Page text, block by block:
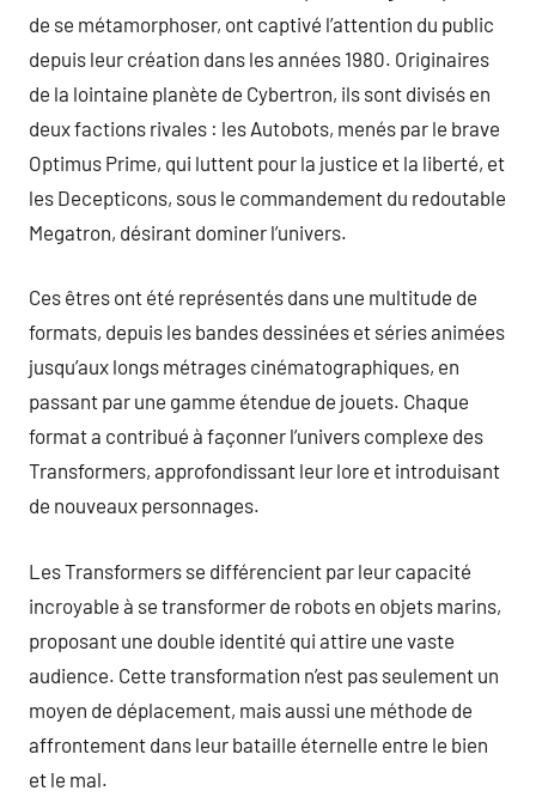
de se métamorphoser, ont captivé l’attention du public
depuis leur création dans les années 1980. Originaires
de la lointaine planète de Cybertron, ils sont divisés en
deux factions rivales : les Autobots, menés par le brave
Optimus Prime, qui luttent pour la justice et la liberté, et
les Decepticons, sous le commandement du redoutable
Megatron, désirant dominer l’univers.
Ces êtres ont été représentés dans une multitude de
formats, depuis les bandes dessinées et séries animées
jusqu’aux longs métrages cinématographiques, en
passant par une gamme étendue de jouets. Chaque
format a contribué à façonner l’univers complexe des
Transformers, approfondissant leur lore et introduisant
de nouveaux personnages.
Les Transformers se différencient par leur capacité
incroyable à se transformer de robots en objets marins,
proposant une double identité qui attire une vaste
audience. Cette transformation n’est pas seulement un
moyen de déplacement, mais aussi une méthode de
affrontement dans leur bataille éternelle entre le bien
et le mal.